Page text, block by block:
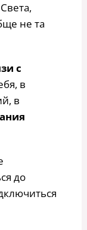
не та
с
в
в
до